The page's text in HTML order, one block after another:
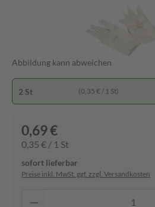
Abbildung kann abweichen
2 St (0,35 € / 1 St)
0,69 €
0,35 € / 1 St
sofort lieferbar
Preise inkl. MwSt. ggf. zzgl. Versandkosten